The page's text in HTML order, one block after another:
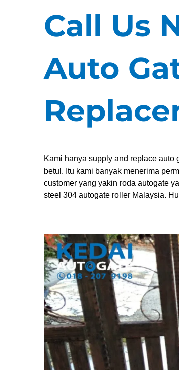
Call Us
Auto
Kami hanya supply and replace
betul. Itu kami banyak menerima
customer yang yakin roda autogate
steel 304 autogate roller Malaysia.